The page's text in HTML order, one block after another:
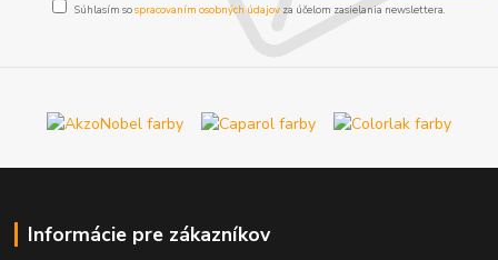
Súhlasím sospracovaním osobných údajov za účelom zasielania newslettera.
Informácie pre zákazníkov